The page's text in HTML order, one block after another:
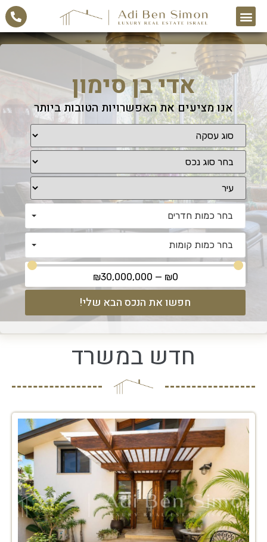
אדי בן סימון
אנו מציעים את האפשרויות הטובות ביותר
בחר כמות חדרים
בחר כמות קומות
₪0
—
₪30,000,000
חפשו את הנכס הבא שלי!
חדש במשרד